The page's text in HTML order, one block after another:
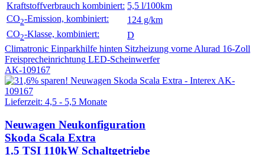
Kraftstoffverbrauch kombiniert: 5,5 l/100km
CO2-Emission, kombiniert:
124 g/km
CO2-Klasse, kombiniert:
D
Climatronic Einparkhilfe hinten Sitzheizung vorneAlurad 16-Zoll
Freisprecheinrichtung LED-Scheinwerfer
AK-109167
Lieferzeit: 4,5 - 5,5 Monate
Neuwagen Neukonfiguration
Skoda Scala Extra
1.5 TSI 110kW Schaltgetriebe